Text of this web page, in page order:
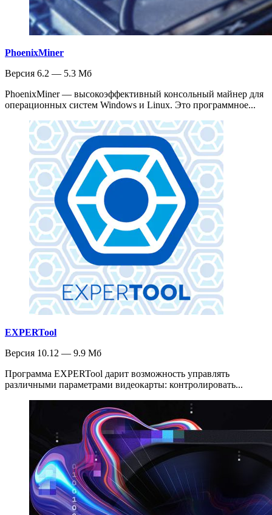
PhoenixMiner
Версия 6.2 — 5.3 Мб
PhoenixMiner — высокоэффективный консольный майнер для
операционных систем Windows и Linux. Это программное...
EXPERTool
Версия 10.12 — 9.9 Мб
Программа EXPERTool дарит возможность управлять
различными параметрами видеокарты: контролировать...